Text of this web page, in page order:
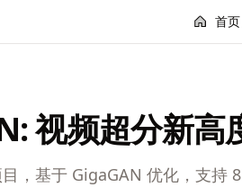
首页
视频超分新高
，基于 GigaGAN 优化，支持